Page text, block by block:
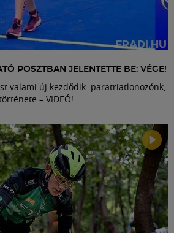
POSZTBAN JELENTETTE BE: VÉGE!
valami új kezdődik: paratriatlonozónk,
– VIDEÓ!